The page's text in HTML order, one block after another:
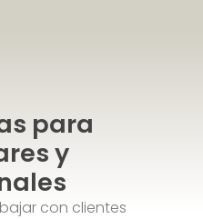
para
y
con clientes